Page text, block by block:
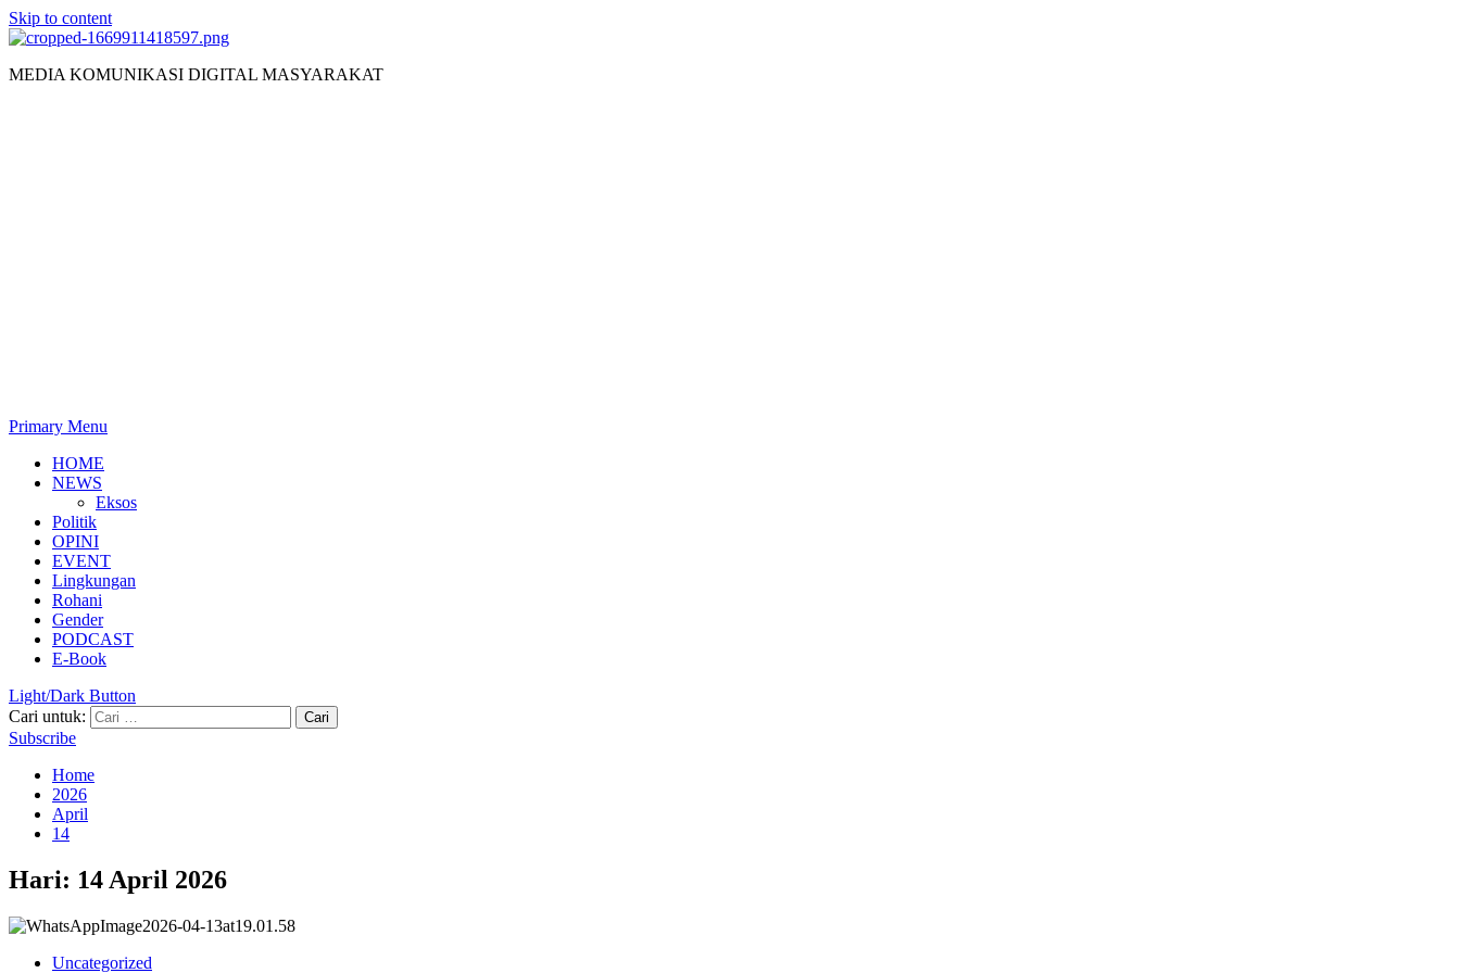
Skip to content
MEDIA KOMUNIKASI DIGITAL MASYARAKAT
Primary Menu
HOME
NEWS
Eksos
Politik
OPINI
EVENT
Lingkungan
Rohani
Gender
PODCAST
E-Book
Light/Dark Button
Cari untuk:
Subscribe
Home
2026
April
14
Hari: 14 April 2026
Uncategorized